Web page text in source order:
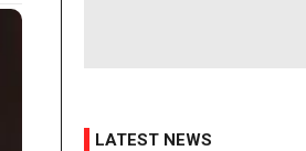
LATEST NEWS